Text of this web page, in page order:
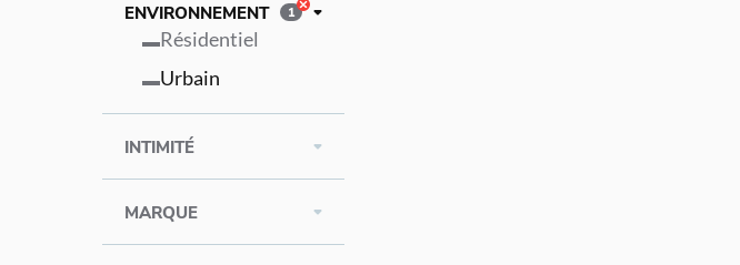
ENVIRONNEMENT 1
Résidentiel
Urbain
INTIMITÉ
MARQUE